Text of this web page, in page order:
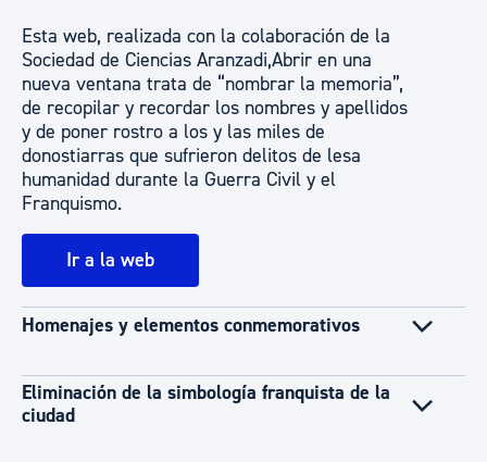
Esta web, realizada con la colaboración de la
Sociedad de Ciencias Aranzadi,Abrir en una
nueva ventana trata de “nombrar la memoria”,
de recopilar y recordar los nombres y apellidos
y de poner rostro a los y las miles de
donostiarras que sufrieron delitos de lesa
humanidad durante la Guerra Civil y el
Franquismo.
Ir a la web
Homenajes y elementos conmemorativos
Eliminación de la simbología franquista de la
ciudad